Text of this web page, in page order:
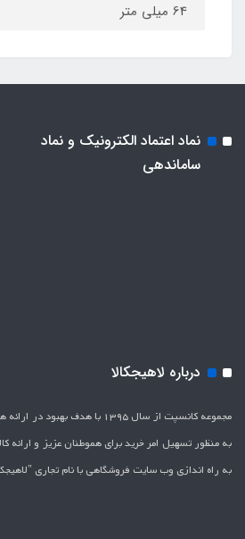
64 میلی متر
نماد اعتماد الکترونیک و نماد
ساماندهی
درباره لاهیجکالا
مجموعه کانسپت از سال 1395 با
به منظور تسهیل امر خرید برای هموطنان عزیز و ارائه
به راه اندازی وب سایت فروشگاهی با نام تجاری